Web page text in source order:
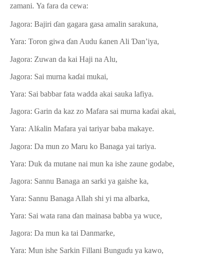
zamani. Ya fara da cewa:
Jagora: Bajiri ɗan gagara gasa amalin sarakuna,
Yara: Toron giwa ɗan Audu ƙanen Ali Ɗan’iya,
Jagora: Zuwan da kai Haji na Alu,
Jagora: Sai murna kaɗai mukai,
Yara: Sai babbar fata wadda akai sauka lafiya.
Jagora: Garin da kaz zo Mafara sai murna kaɗai akai,
Yara: Alƙalin Mafara yai tariyar baba makaye.
Jagora: Da mun zo Maru ko Banaga yai tariya.
Yara: Duk da mutane nai mun ka ishe zaune godabe,
Jagora: Sannu Banaga an sarki ya gaishe ka,
Yara: Sannu Banaga Allah shi yi ma albarka,
Yara: Sai wata rana ɗan mainasa babba ya wuce,
Jagora: Da mun ka tai Danmarke,
Yara: Mun ishe Sarkin Fillani Bunguɗu ya kawo,